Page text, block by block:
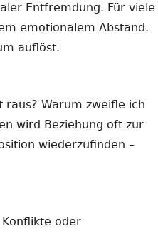
Entfremdung. Für viele
emotionalem Abstand.
auflöst.
Warum zweifle ich
wird Beziehung oft zur
wiederzufinden –
oder